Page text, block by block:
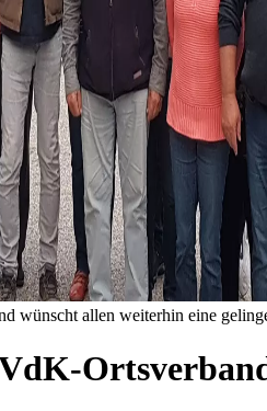
wünscht allen weiterhin eine